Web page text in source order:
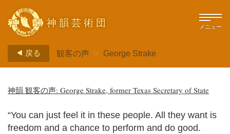
神韻芸術団 メニュー
戻る 観客の声 > George Strake
神韻 観客の声: George Strake, former Texas Secretary of State
“You can just feel it in these people. All they want is
freedom and a chance to perform and do good.